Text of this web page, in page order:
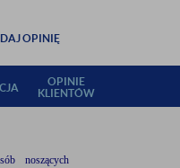
OPINIĘ
OPINIE
KLIENTÓW
noszących